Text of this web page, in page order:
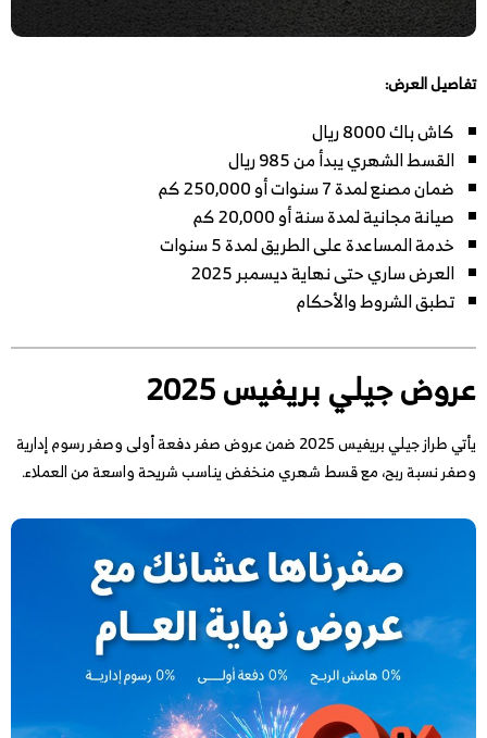
تفاصيل العرض:
كاش باك 8000 ريال
القسط الشهري يبدأ من 985 ريال
ضمان مصنع لمدة 7 سنوات أو 250,000 كم
صيانة مجانية لمدة سنة أو 20,000 كم
خدمة المساعدة على الطريق لمدة 5 سنوات
العرض ساري حتى نهاية ديسمبر 2025
تطبق الشروط والأحكام
عروض جيلي بريفيس 2025
يأتي طراز جيلي بريفيس 2025 ضمن عروض صفر دفعة أولى وصفر رسوم إدارية
وصفر نسبة ربح، مع قسط شهري منخفض يناسب شريحة واسعة من العملاء.